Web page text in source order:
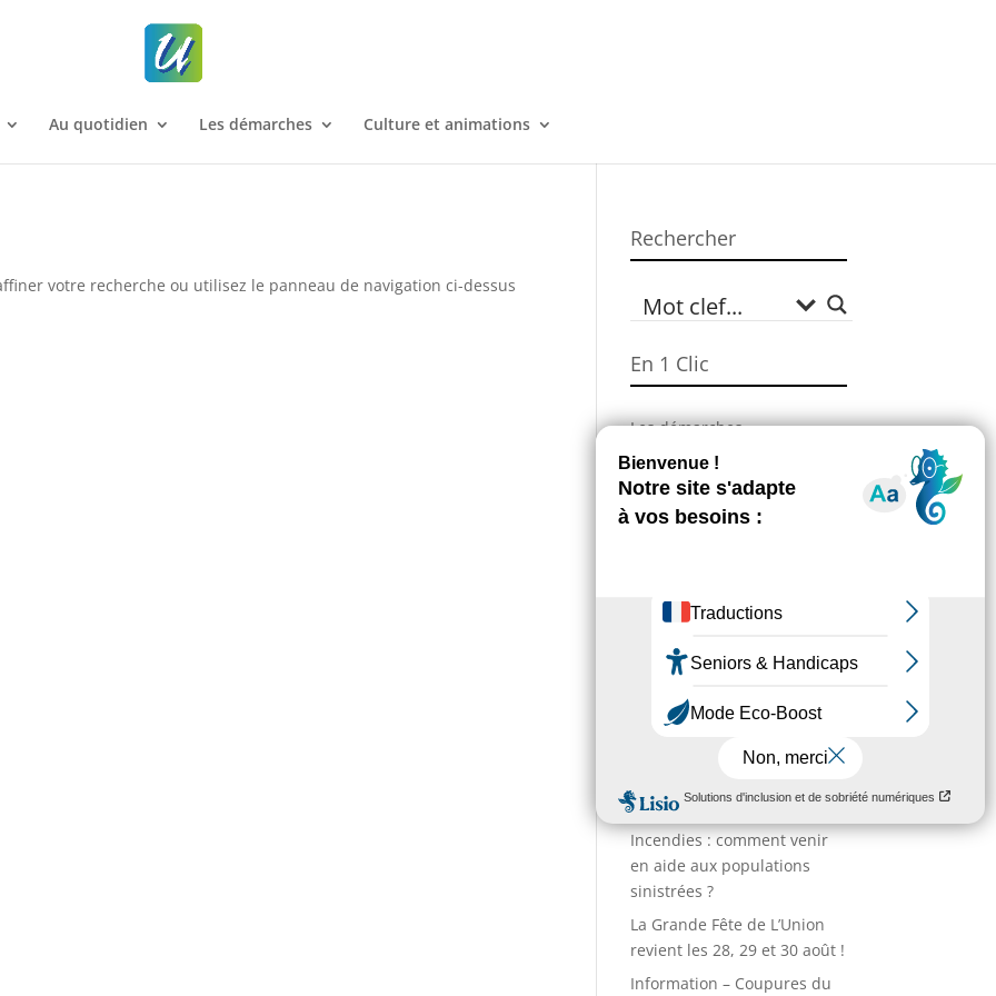
Au quotidien Les démarches Culture et animations
votre recherche ou utilisez le panneau de navigation ci-dessus
Rechercher
En 1 Clic
Les démarches
administratives
Campagne Sécheresse
Environnement
Sport
Annuaire des associations
Action sociale
Incendies : comment venir
en aide aux populations
sinistrées ?
La Grande Fête de L’Union
revient les 28, 29 et 30 août !
Information – Coupures du